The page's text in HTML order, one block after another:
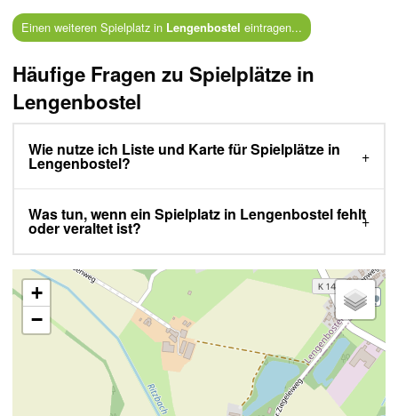
Einen weiteren Spielplatz in Lengenbostel eintragen...
Häufige Fragen zu Spielplätze in
Lengenbostel
Wie nutze ich Liste und Karte für Spielplätze in
Lengenbostel?
Was tun, wenn ein Spielplatz in Lengenbostel fehlt
oder veraltet ist?
+
−